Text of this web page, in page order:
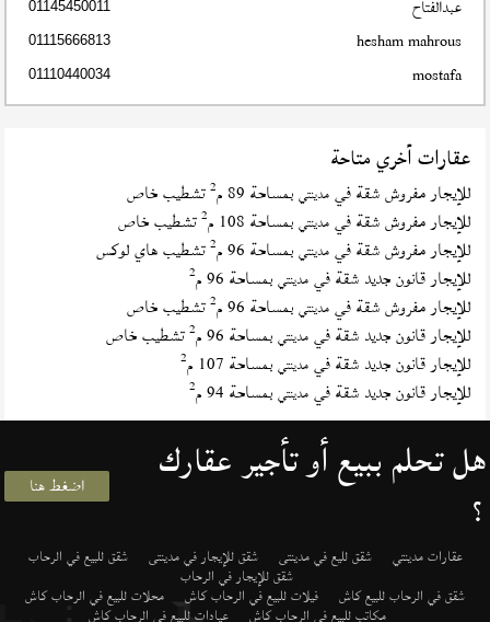
عبدالفتاح 01145450011
hesham mahrous
01115666813
mostafa
01110440034
عقارات أخري متاحة
للإيجار مفروش شقة فيمدينتي بمساحة 89 م 2تشطيب خاص
للإيجار مفروش شقة فيمدينتي بمساحة 108 م 2تشطيب خاص
للإيجار مفروش شقة فيمدينتي بمساحة 96 م 2تشطيب هاي لوكس
للإيجار قانون جديد شقة فيمدينتي بمساحة 96 م 2
للإيجار مفروش شقة فيمدينتي بمساحة 96 م 2تشطيب خاص
للإيجار قانون جديد شقة فيمدينتي بمساحة 96 م 2تشطيب خاص
للإيجار قانون جديد شقة فيمدينتي بمساحة 107 م 2
للإيجار قانون جديد شقة فيمدينتي بمساحة 94 م 2
هل تحلم ببيع أو تأجير عقارك
؟ اضغط هنا
عقارات مدينتي شقق لليع في مدينتى شقق للإيجار في مدينتى شقق للبيع في الرحاب
شقق للإيجار في الرحاب
شقق في الرحاب للبيع كاش فيلات للبيع في الرحاب كاش محلات للبيع في الرحاب كاش
مكاتب للبيع في الرحاب كاش عيادات للبيع في الرحاب كاش